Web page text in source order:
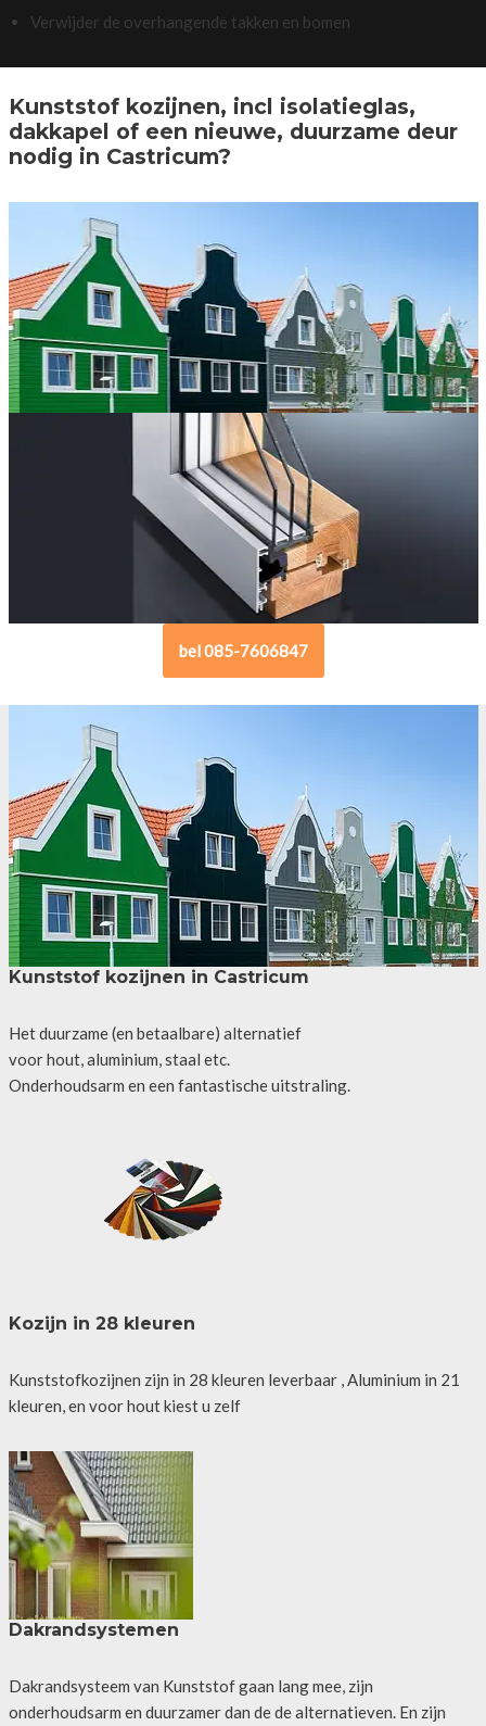
Verwijder de overhangende takken en bomen
Kunststof kozijnen, incl isolatieglas,
dakkapel of een nieuwe, duurzame deur
nodig in Castricum?
bel 085-7606847
Kunststof kozijnen in Castricum
Het duurzame (en betaalbare) alternatief
voor hout, aluminium, staal etc.
Onderhoudsarm en een fantastische uitstraling.
Kozijn in 28 kleuren
Kunststofkozijnen zijn in 28 kleuren leverbaar , Aluminium in 21
kleuren, en voor hout kiest u zelf
Dakrandsystemen
Dakrandsysteem van Kunststof gaan lang mee, zijn
onderhoudsarm en duurzamer dan de de alternatieven. En zijn